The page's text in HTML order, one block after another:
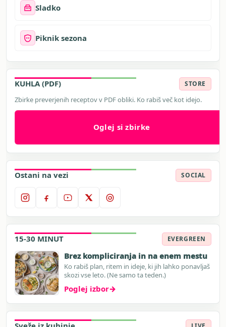
Sladko
Piknik sezona
KUHLA (PDF) STORE
Zbirke preverjenih receptov v PDF obliki. Ko rabiš več kot idejo.
Oglej si zbirke
Ostani na vezi SOCIAL
15-30 MINUT EVERGREEN
Brez kompliciranja in na enem mestu
Ko rabiš plan, ritem in ideje, ki jih lahko ponavljaš
skozi vse leto. (Ne samo ta teden.)
Poglej izbor→